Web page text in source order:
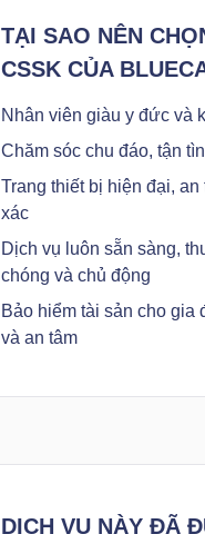
TẠI SAO NÊN
CSSK CỦA
Nhân viên giàu y đức và
Chăm sóc chu đáo, tận
Trang thiết bị hiện đại, an
xác
Dịch vụ luôn sẵn sàng,
chóng và chủ động
Bảo hiểm tài sản cho gia
và an tâm
DỊCH VỤ NÀY ĐÃ